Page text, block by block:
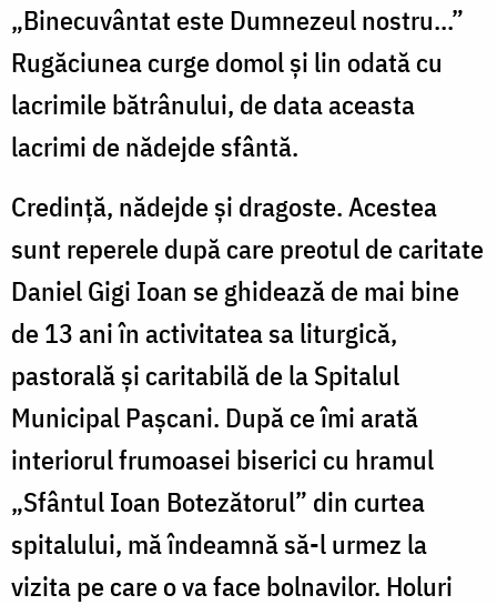
„Binecuvântat este Dumnezeul nostru...”
Rugăciunea curge domol şi lin odată cu
lacrimile bătrânului, de data aceasta
lacrimi de nădejde sfântă.
Credinţă, nădejde şi dragoste. Acestea
sunt reperele după care preotul de caritate
Daniel Gigi Ioan se ghidează de mai bine
de 13 ani în activitatea sa liturgică,
pastorală şi caritabilă de la Spitalul
Municipal Paşcani. După ce îmi arată
interiorul frumoasei biserici cu hramul
„Sfântul Ioan Botezătorul” din curtea
spitalului, mă îndeamnă să-l urmez la
vizita pe care o va face bolnavilor. Holuri